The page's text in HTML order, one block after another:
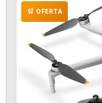
🛒 OFERTA